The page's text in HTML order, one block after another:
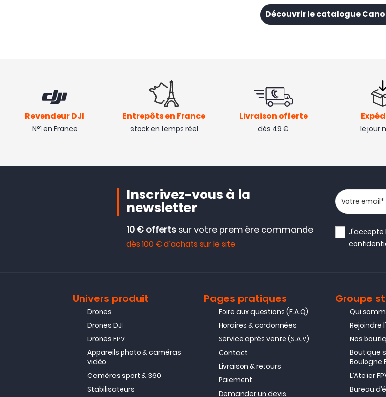
Découvrir le catalogue
Revendeur DJI
N°1 en France
Entrepôts en France
stock en temps réel
Livraison offerte
dès 49 € le jour
Inscrivez-vous à la
newsletter
10 € offerts sur votre première commande
dès 100 € d’achats sur le site
Votre
J'accepte
Univers produit
Drones
Drones DJI
Drones FPV
Appareils photo & caméras
vidéo
Caméras sport & 360
Stabilisateurs
Pages pratiques
Foire aux questions (F.A.Q)
Horaires & cordonnées
Service après vente (S.A.V)
Contact
Livraison & retours
Paiement
Demander un devis
Groupe
Qui
Rejoindre
Nos
Boutique
Boulogne
L’Atelier
Bureau